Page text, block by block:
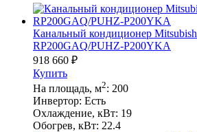
Канальный кондиционер
RP200GAQ/PUHZ-P200YKA
918 660 ₽
Купить
На площадь, м2: 200
Инвертор: Есть
Охлаждение, кВт: 19
Обогрев, кВт: 22.4